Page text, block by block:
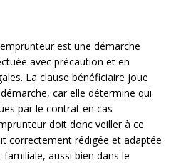
est une démarche
avec précaution et en
La clause bénéficiaire joue
car elle détermine qui
par le contrat en cas
doit donc veiller à ce
correctement rédigée et adaptée
aussi bien dans le